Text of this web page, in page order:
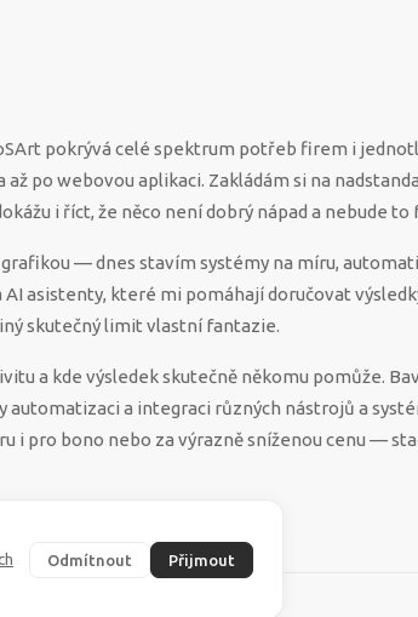
pokrývá celé spektrum potřeb firem i
po webovou aplikaci. Zakládám si na
i říct, že něco není dobrý nápad a nebude to
— dnes stavím systémy na míru,
asistenty, které mi pomáhají doručovat
skutečný limit vlastní fantazie.
a kde výsledek skutečně někomu pomůže.
automatizaci a integraci různých nástrojů a
i pro bono nebo za výrazně sníženou cenu —
Odmítnout Přijmout